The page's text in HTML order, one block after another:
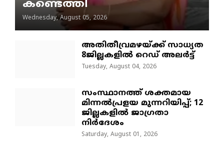
കണ്ടെത്തി
Wednesday, August 05, 2026
അതിതീവ്രമഴയ്ക്ക് സാധ്യത
8ജില്ലകളിൽ റെഡ് അലർട്ട്
Tuesday, August 04, 2026
സംസ്ഥാനത്ത് ശക്തമായ
മിന്നൽപ്രളയ മുന്നറിയിപ്പ്; 12
ജില്ലകളിൽ ജാഗ്രതാ
നിർദേശം
Saturday, August 01, 2026